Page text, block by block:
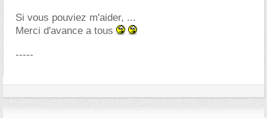
Si vous pouviez m'aider, ...
Merci d'avance a tous
-----